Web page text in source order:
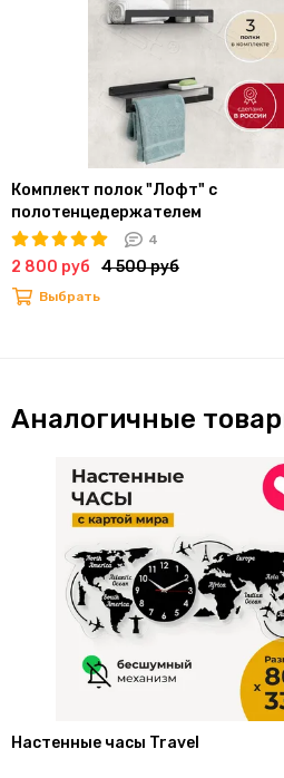
Комплект полок "Лофт" с
полотенцедержателем
4
2 800 руб 4 500 руб
Выбрать
Аналогичные
Настенные часы Travel